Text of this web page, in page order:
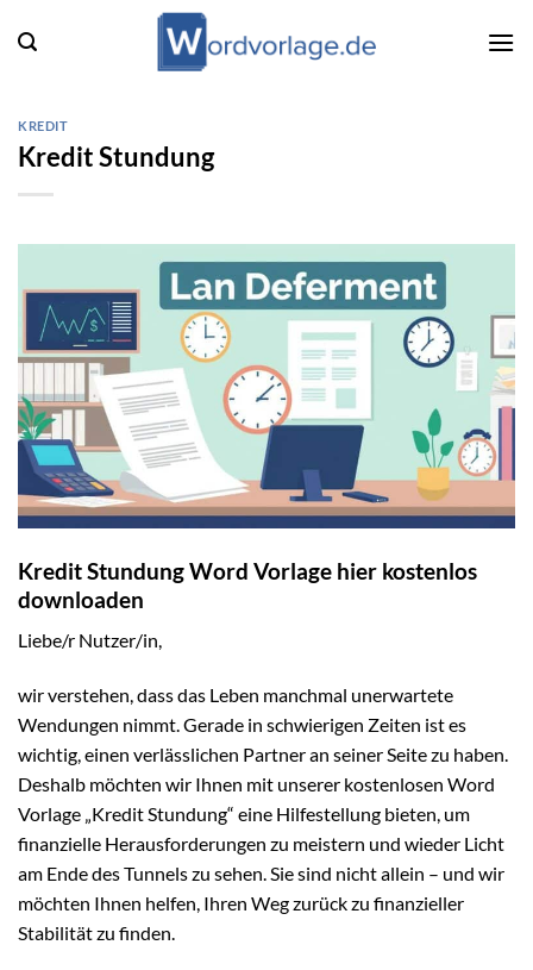
Inhalt
KREDIT
Kredit Stundung
Kredit Stundung Word Vorlage hier kostenlos
downloaden
Liebe/r Nutzer/in,
wir verstehen, dass das Leben manchmal unerwartete
Wendungen nimmt. Gerade in schwierigen Zeiten ist es
wichtig, einen verlässlichen Partner an seiner Seite zu haben.
Deshalb möchten wir Ihnen mit unserer kostenlosen Word
Vorlage „Kredit Stundung“ eine Hilfestellung bieten, um
finanzielle Herausforderungen zu meistern und wieder Licht
am Ende des Tunnels zu sehen. Sie sind nicht allein – und wir
möchten Ihnen helfen, Ihren Weg zurück zu finanzieller
Stabilität zu finden.